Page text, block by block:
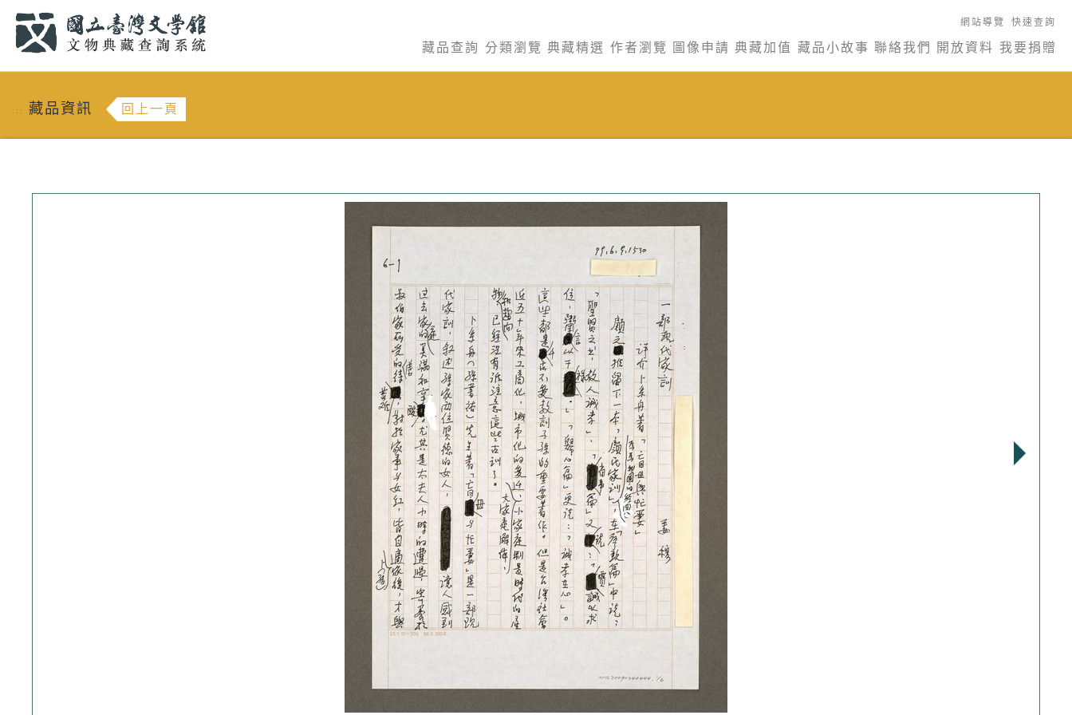
網站導覽 快速查詢
藏品查詢 分類瀏覽 典藏精選 作者瀏覽 圖像申請 典藏加值 藏品小故事 聯絡我們 開放資料 我要捐贈
::: 藏品資訊 回上一頁